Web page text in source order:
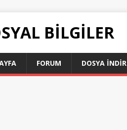
BILGILER
FORUM DOSYA İNDIR